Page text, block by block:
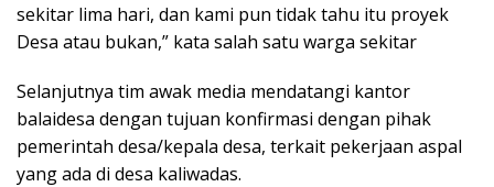
sekitar lima hari, dan kami pun tidak tahu itu proyek
Desa atau bukan,” kata salah satu warga sekitar
Selanjutnya tim awak media mendatangi kantor
balaidesa dengan tujuan konfirmasi dengan pihak
pemerintah desa/kepala desa, terkait pekerjaan aspal
yang ada di desa kaliwadas.